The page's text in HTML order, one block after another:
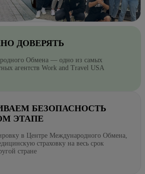
ДОВЕРЯТЬ
Обмена — одно из самых
агентств Work and Travel USA
БЕЗОПАСНОСТЬ
ЭТАПЕ
в Центре Международного Обмена,
страховку на весь срок
стране